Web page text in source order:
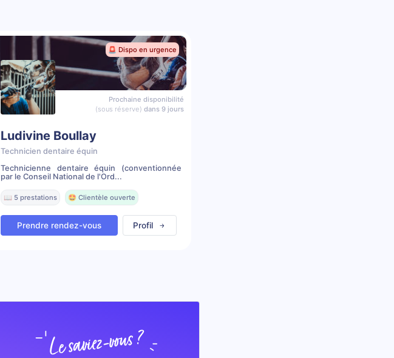
🚨 Dispo en urgence
Prochaine disponibilité
(sous réserve) dans 9 jours
Ludivine Boullay
Technicien dentaire équin
Technicienne dentaire équin (conventionnée
par le Conseil National de l'Ord...
📖 5 prestations 🤩 Clientèle ouverte
Prendre rendez-vous Profil